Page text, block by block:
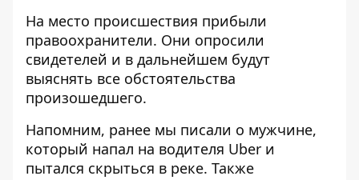
На место происшествия прибыли
правоохранители. Они опросили
свидетелей и в дальнейшем будут
выяснять все обстоятельства
произошедшего.
Напомним, ранее мы писали о мужчине,
который напал на водителя Uber и
пытался скрыться в реке. Также